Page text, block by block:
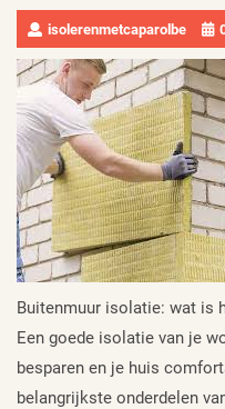
isolerenmetcaparolbe
Buitenmuur isolatie: wat is
Een goede isolatie van je
besparen en je huis
belangrijkste onderdelen